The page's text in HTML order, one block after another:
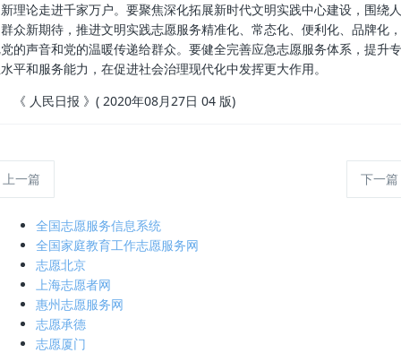
理论走进千家万户。要聚焦深化拓展新时代文明实践中心建设，围绕人
众新期待，推进文明实践志愿服务精准化、常态化、便利化、品牌化，
的声音和党的温暖传递给群众。要健全完善应急志愿服务体系，提升专
平和服务能力，在促进社会治理现代化中发挥更大作用。
人民日报 》( 2020年08月27日 04 版)
上一篇 下一篇
全国志愿服务信息系统
全国家庭教育工作志愿服务网
志愿北京
上海志愿者网
惠州志愿服务网
志愿承德
志愿厦门